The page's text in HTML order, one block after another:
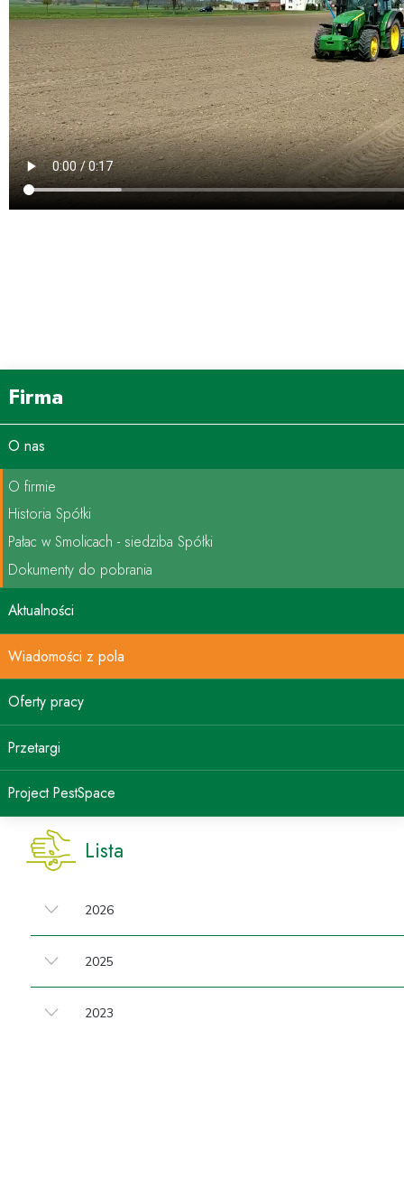
Firma
O nas
O firmie
Historia Spółki
Pałac w Smolicach - siedziba Spółki
Dokumenty do pobrania
Aktualności
Wiadomości z pola
Oferty pracy
Przetargi
Project PestSpace
Lista
2026
2025
2023